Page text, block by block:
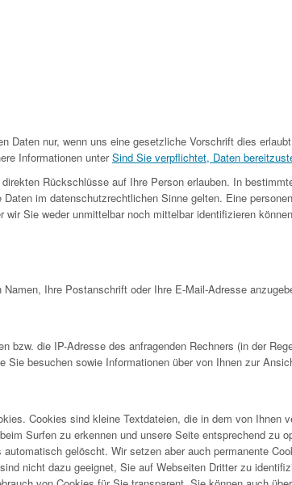
Daten nur, wenn uns eine gesetzliche Vorschrift dies
Informationen unterSind Sie verpflichtet, Daten
Rückschlüsse auf Ihre Person erlauben. In
im datenschutzrechtlichen Sinne gelten. Eine
Sie weder unmittelbar noch mittelbar identifizieren
Ihre Postanschrift oder Ihre E-Mail-Adresse
die IP-Adresse des anfragenden Rechners (in der
besuchen sowie Informationen über von Ihnen zur
Cookies sind kleine Textdateien, die in dem von Ihnen
Surfen zu erkennen und unsere Seite entsprechend zu
gelöscht. Wir setzen aber auch permanente
nicht dazu geeignet, Sie auf Webseiten Dritter zu